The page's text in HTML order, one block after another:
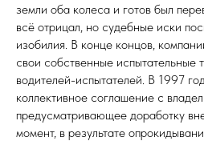
земли оба колеса и готов был
всё отрицал, но судебные иски
изобилия. В конце концов,
свои собственные испытательные
водителей-испытателей. В 1997
коллективное соглашение с
предусматривающее доработку
момент, в результате